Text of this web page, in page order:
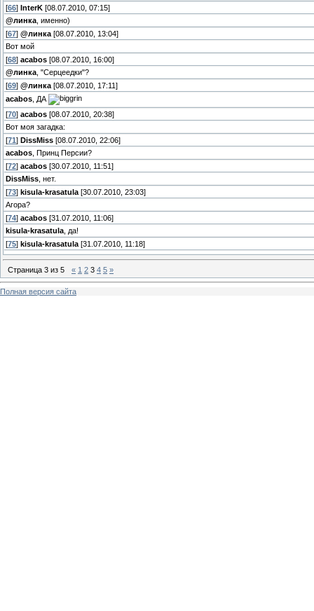
[66] InterK [08.07.2010, 07:15]
@линка , именно)
[67] @линка [08.07.2010, 13:04]
Вот мой
[68] acabos [08.07.2010, 16:00]
@линка , "Серцеедки"?
[69] @линка [08.07.2010, 17:11]
acabos , ДА
[70] acabos [08.07.2010, 20:38]
Вот моя загадка:
[71 ] DissMiss [08.07.2010, 22:06]
acabos , Принц Персии?
[72] acabos [30.07.2010, 11:51]
DissMiss , нет.
[73] kisula-krasatula [30.07.2010, 23:03]
Агора?
[74] acabos [31.07.2010, 11:06]
kisula-krasatula , да!
[75] kisula-krasatula [31.07.2010, 11:18]
Страница 3 из 5 « 1 2 3 4 5 »
Полная версия сайта